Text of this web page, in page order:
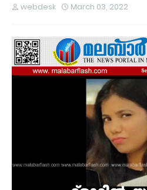
webdesk March 03, 2022